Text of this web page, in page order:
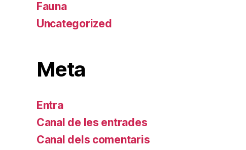
Fauna
Uncategorized
Meta
Entra
Canal de les entrades
Canal dels comentaris